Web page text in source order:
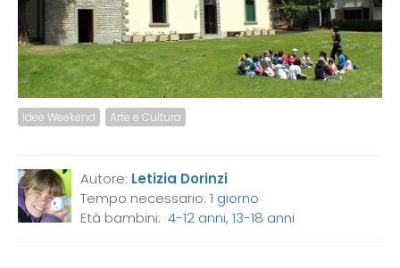
Idee Weekend Arte e Cultura
Autore: Letizia Dorinzi
Tempo necessario: 1 giorno
Età bambini: 4-12 anni, 13-18 anni